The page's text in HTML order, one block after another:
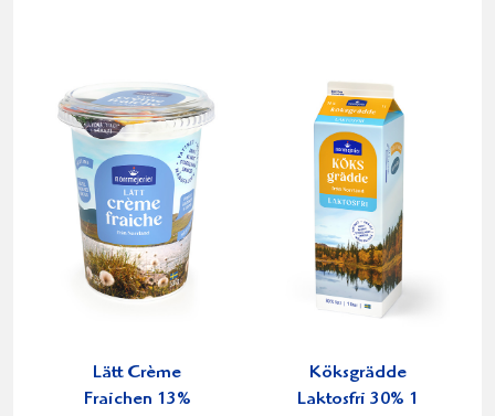
Lätt Crème
Fraichen 13%
Köksgrädde
Laktosfri 30% 1